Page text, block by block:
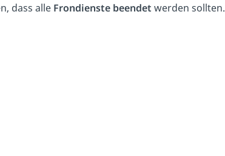
dass alle Frondienste beendet werden sollten.